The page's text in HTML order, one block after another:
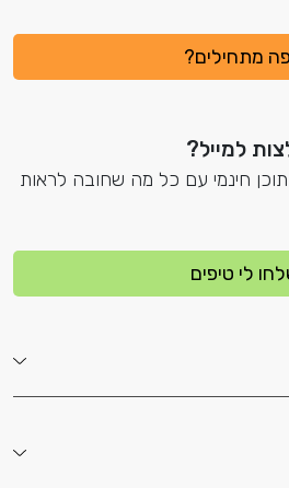
מתחילים?
למייל?
תוכן חינמי עם כל מה שחובה לראות
לי טיפים